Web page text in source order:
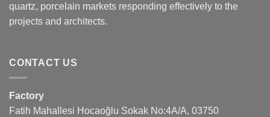
quartz, porcelain markets responding effectively to the
projects and architects.
CONTACT US
Factory
Fatih Mahallesi Hocaoğlu Sokak No:4A/A, 03750